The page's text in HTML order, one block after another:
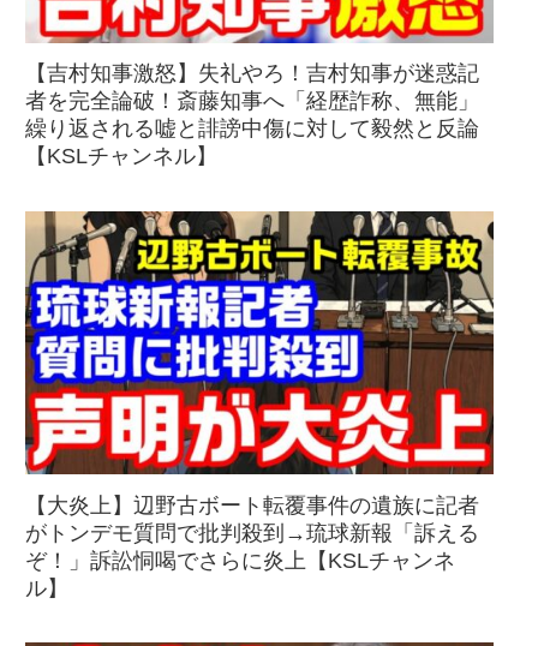
【吉村知事激怒】失礼やろ！吉村知事が迷惑記
者を完全論破！斎藤知事へ「経歴詐称、無能」
繰り返される嘘と誹謗中傷に対して毅然と反論
【KSLチャンネル】
【大炎上】辺野古ボート転覆事件の遺族に記者
がトンデモ質問で批判殺到→琉球新報「訴える
ぞ！」訴訟恫喝でさらに炎上【KSLチャンネ
ル】